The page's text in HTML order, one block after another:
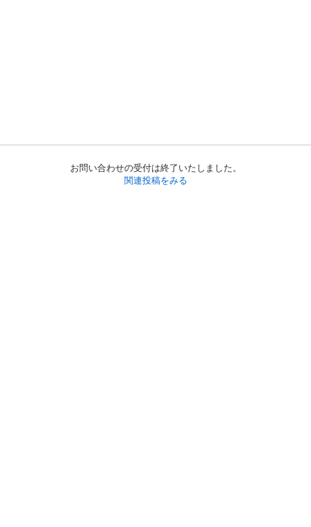
お問い合わせの受付は終了いたしました。
関連投稿をみる